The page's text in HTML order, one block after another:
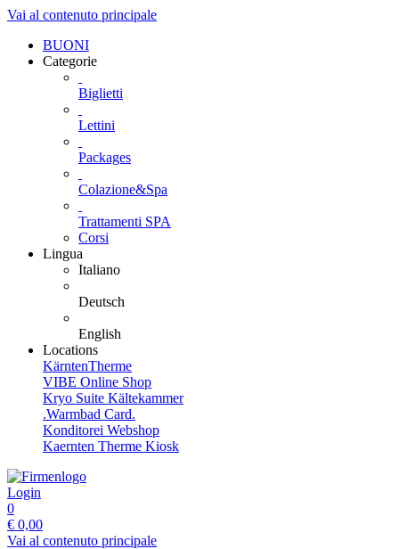
Vai al contenuto principale
BUONI
Categorie
Biglietti
Lettini
Packages
Colazione&Spa
Trattamenti SPA
Corsi
Lingua
Italiano
Deutsch
English
Locations
KärntenTherme
VIBE Online Shop
Kryo Suite Kältekammer
.Warmbad Card.
Konditorei Webshop
Kaernten Therme Kiosk
Login
0
€ 0,00
Vai al contenuto principale